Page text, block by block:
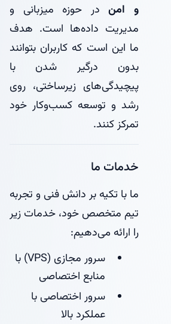
و امندر حوزه میزبانی و
مدیریت داده‌ها است. هدف
ما این است که کاربران بتوانند
بدون درگیر شدن با
پیچیدگی‌های زیرساختی، روی
رشد و توسعه کسب‌وکار خود
تمرکز کنند.
خدمات ما
ما با تکیه بر دانش فنی و تجربه
تیم متخصص خود، خدمات زیر
را ارائه می‌دهیم:
سرور مجازی (VPS) با
منابع اختصاصی
سرور اختصاصی با
عملکرد بالا